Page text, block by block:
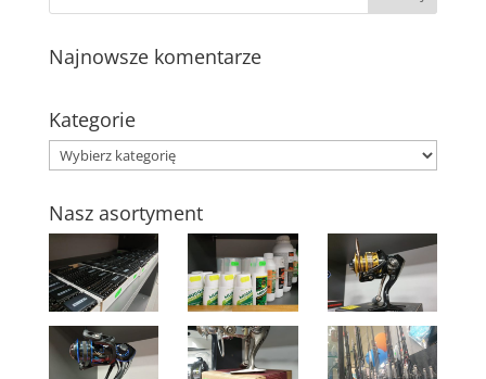
Najnowsze komentarze
Kategorie
Kategorie
Nasz asortyment